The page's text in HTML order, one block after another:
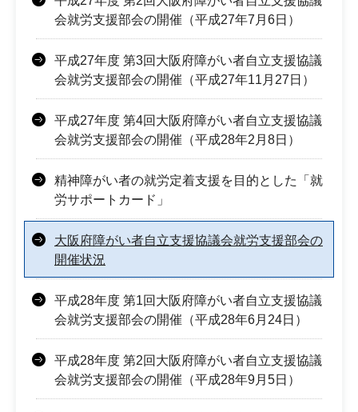
会就労支援部会の開催（平成27年7月6日）
平成27年度 第3回大阪府障がい者自立支援協議
会就労支援部会の開催（平成27年11月27日）
平成27年度 第4回大阪府障がい者自立支援協議
会就労支援部会の開催（平成28年2月8日）
精神障がい者の就労定着支援を目的とした「就
労サポートカード」
大阪府障がい者自立支援協議会就労支援部会の
開催状況
平成28年度 第1回大阪府障がい者自立支援協議
会就労支援部会の開催（平成28年6月24日）
平成28年度 第2回大阪府障がい者自立支援協議
会就労支援部会の開催（平成28年9月5日）